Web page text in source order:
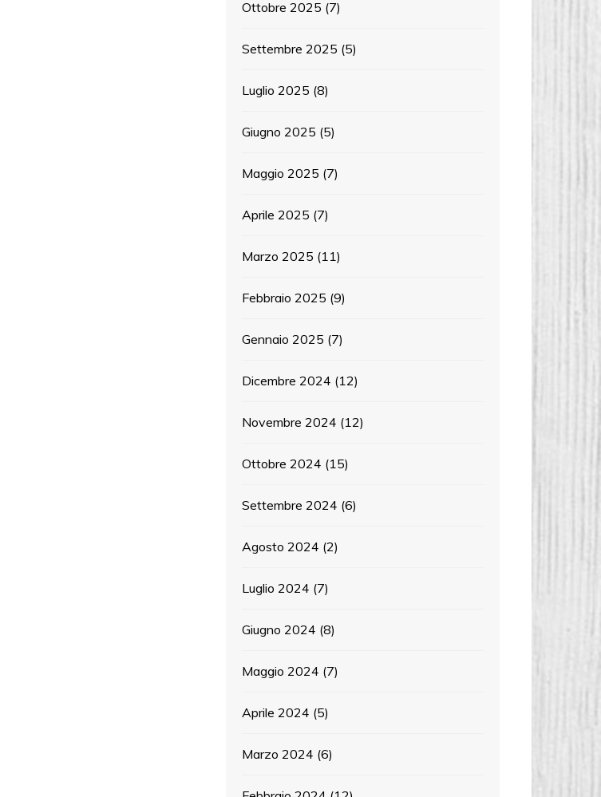
Ottobre 2025 (7)
Settembre 2025 (5)
Luglio 2025 (8)
Giugno 2025 (5)
Maggio 2025 (7)
Aprile 2025 (7)
Marzo 2025 (11)
Febbraio 2025 (9)
Gennaio 2025 (7)
Dicembre 2024 (12)
Novembre 2024 (12)
Ottobre 2024 (15)
Settembre 2024 (6)
Agosto 2024 (2)
Luglio 2024 (7)
Giugno 2024 (8)
Maggio 2024 (7)
Aprile 2024 (5)
Marzo 2024 (6)